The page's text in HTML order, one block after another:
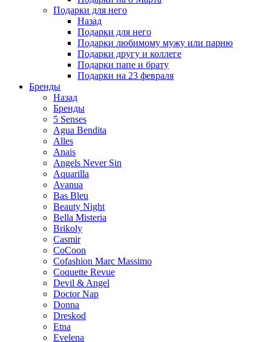
Подарки для него
Назад
Подарки для него
Подарки любимому мужу или парню
Подарки другу и коллеге
Подарки папе и брату
Подарки на 23 февраля
Бренды
Назад
Бренды
5 Senses
Agua Bendita
Alles
Anais
Angels Never Sin
Aquarilla
Avanua
Bas Bleu
Beauty Night
Bella Misteria
Brikoly
Casmir
CoCoon
Cofashion Marc Massimo
Coquette Revue
Devil & Angel
Doctor Nap
Donna
Dreskod
Etna
Evelena